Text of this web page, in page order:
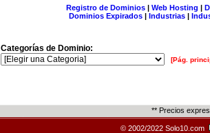
Registro de Dominios| Web Hosting |
Dominios Expirados | Industrias |
Categorías de Dominio:
[Pág.
** Precios
© 2002/2022 Solo10.com